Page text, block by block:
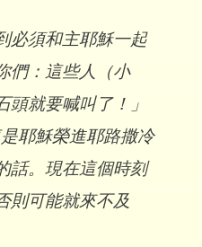
必須和主耶穌一起
們：這些人（小
頭就要喊叫了！」
耶穌榮進耶路撒冷
話。現在這個時刻
則可能就來不及